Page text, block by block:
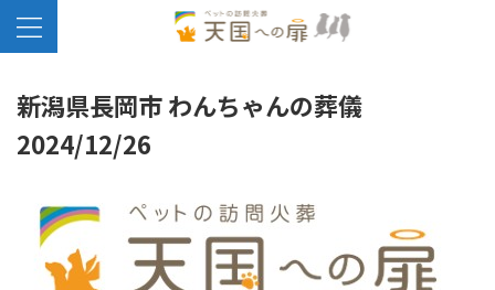
新潟県長岡市 わんちゃんの葬儀
2024/12/26